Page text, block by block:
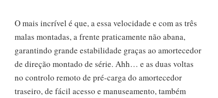
O mais incrível é que, a essa velocidade e com as três
malas montadas, a frente praticamente não abana,
garantindo grande estabilidade graças ao amortecedor
de direção montado de série. Ahh… e as duas voltas
no controlo remoto de pré-carga do amortecedor
traseiro, de fácil acesso e manuseamento, também